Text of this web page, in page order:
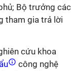
Bộ trưởng các
tham gia trả lời
cứu khoa
công nghệ